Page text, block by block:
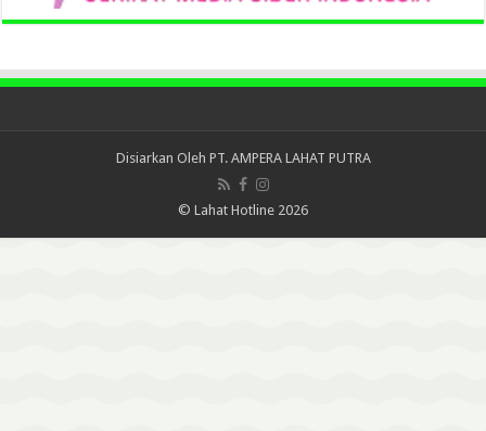
Disiarkan Oleh PT. AMPERA LAHAT PUTRA
© Lahat Hotline 2026